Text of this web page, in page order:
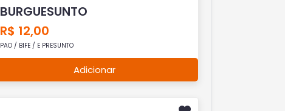
BURGUESUNTO
R$ 12,00
PAO / BIFE / E PRESUNTO
Adicionar